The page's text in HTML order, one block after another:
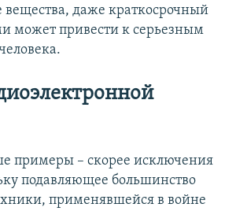
даже краткосрочный
может привести к серьезным
примеры – скорее исключения
подавляющее большинство
применявшейся в войне